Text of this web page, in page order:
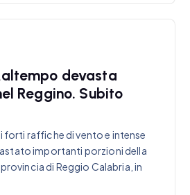
devasta
Reggino. Subito
forti raffiche di vento e intense
importanti porzioni della
di Reggio Calabria, in